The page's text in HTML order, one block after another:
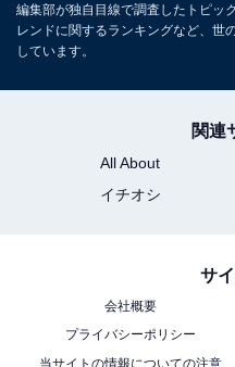
編集部が独自目線で調査したトピッ
レンドに関するランキングなど、世
しています。
関連
All About
イチオシ
サ
会社概要
プライバシーポリシー
当サイトの情報についての注意